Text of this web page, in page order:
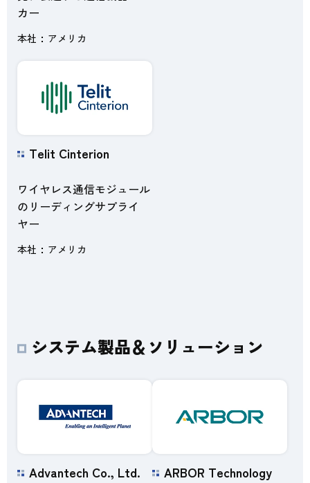
本社 アメリカ
カー
Telit Cinterion
本社 アメリカ
ワイヤレス通信モジュール
のリーディングサプライ
ヤー
システム製品＆ソリューション
Advantech Co., Ltd.
ARBOR Technology